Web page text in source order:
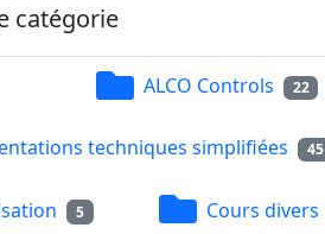
catégorie
ALCO Controls 22
techniques simplifiées 45
5 Cours divers